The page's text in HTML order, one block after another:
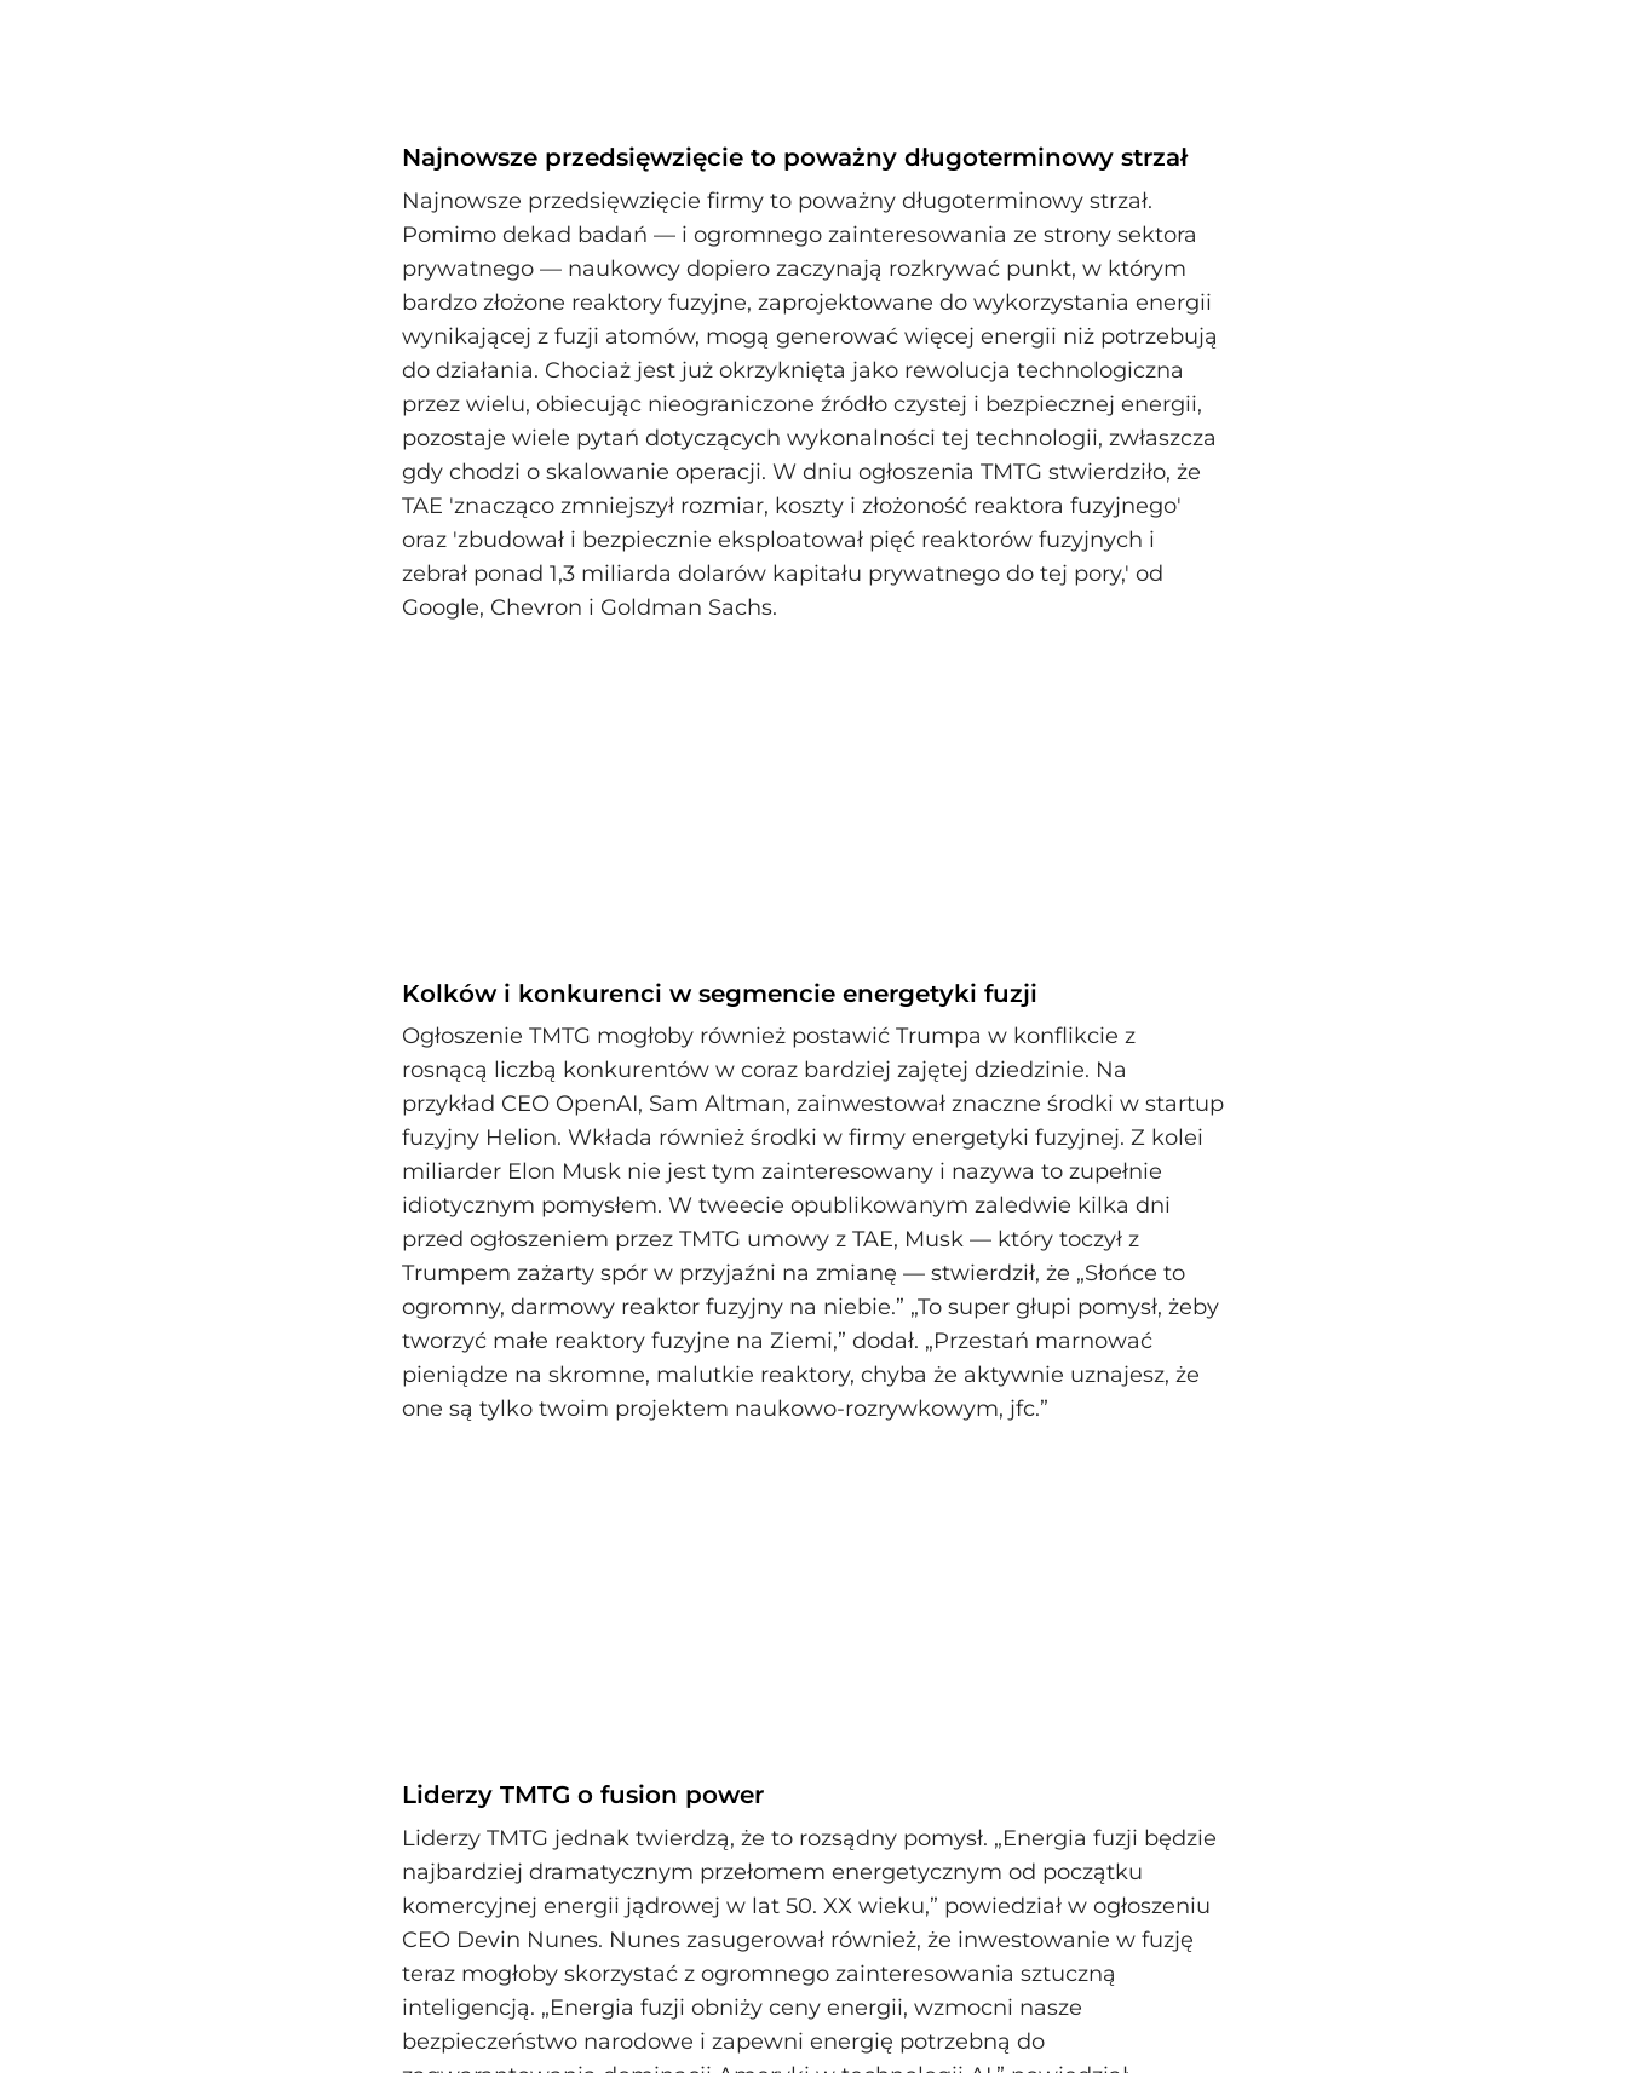
Najnowsze przedsięwzięcie to poważny długoterminowy strzał
Najnowsze przedsięwzięcie firmy to poważny długoterminowy strzał.
Pomimo dekad badań — i ogromnego zainteresowania ze strony sektora
prywatnego — naukowcy dopiero zaczynają rozkrywać punkt, w którym
bardzo złożone reaktory fuzyjne, zaprojektowane do wykorzystania energii
wynikającej z fuzji atomów, mogą generować więcej energii niż potrzebują
do działania. Chociaż jest już okrzyknięta jako rewolucja technologiczna
przez wielu, obiecując nieograniczone źródło czystej i bezpiecznej energii,
pozostaje wiele pytań dotyczących wykonalności tej technologii, zwłaszcza
gdy chodzi o skalowanie operacji. W dniu ogłoszenia TMTG stwierdziło, że
TAE 'znacząco zmniejszył rozmiar, koszty i złożoność reaktora fuzyjnego'
oraz 'zbudował i bezpiecznie eksploatował pięć reaktorów fuzyjnych i
zebrał ponad 1,3 miliarda dolarów kapitału prywatnego do tej pory,' od
Google, Chevron i Goldman Sachs.
Kolków i konkurenci w segmencie energetyki fuzji
Ogłoszenie TMTG mogłoby również postawić Trumpa w konflikcie z
rosnącą liczbą konkurentów w coraz bardziej zajętej dziedzinie. Na
przykład CEO OpenAI, Sam Altman, zainwestował znaczne środki w startup
fuzyjny Helion. Wkłada również środki w firmy energetyki fuzyjnej. Z kolei
miliarder Elon Musk nie jest tym zainteresowany i nazywa to zupełnie
idiotycznym pomysłem. W tweecie opublikowanym zaledwie kilka dni
przed ogłoszeniem przez TMTG umowy z TAE, Musk — który toczył z
Trumpem zażarty spór w przyjaźni na zmianę — stwierdził, że „Słońce to
ogromny, darmowy reaktor fuzyjny na niebie.” „To super głupi pomysł, żeby
tworzyć małe reaktory fuzyjne na Ziemi,” dodał. „Przestań marnować
pieniądze na skromne, malutkie reaktory, chyba że aktywnie uznajesz, że
one są tylko twoim projektem naukowo‑rozrywkowym, jfc.”
Liderzy TMTG o fusion power
Liderzy TMTG jednak twierdzą, że to rozsądny pomysł. „Energia fuzji będzie
najbardziej dramatycznym przełomem energetycznym od początku
komercyjnej energii jądrowej w lat 50. XX wieku,” powiedział w ogłoszeniu
CEO Devin Nunes. Nunes zasugerował również, że inwestowanie w fuzję
teraz mogłoby skorzystać z ogromnego zainteresowania sztuczną
inteligencją. „Energia fuzji obniży ceny energii, wzmocni nasze
bezpieczeństwo narodowe i zapewni energię potrzebną do